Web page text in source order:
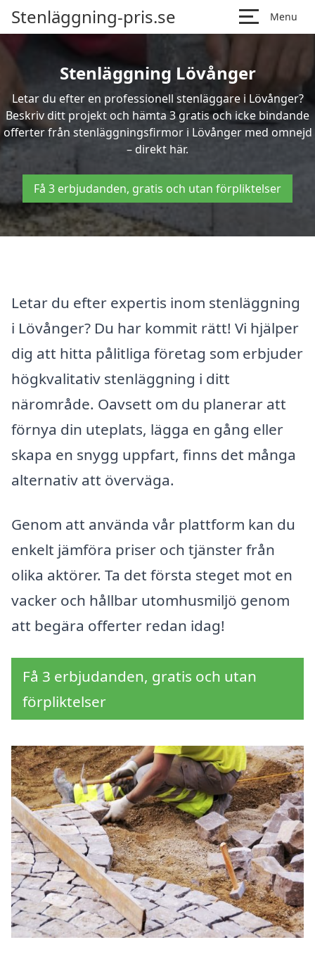
Stenläggning-pris.se Menu
Stenläggning Lövånger
Letar du efter en professionell stenläggare i Lövånger?
Beskriv ditt projekt och hämta 3 gratis och icke bindande
offerter från stenläggningsfirmor i Lövånger med omnejd
– direkt här.
Få 3 erbjudanden, gratis och utan förpliktelser
Letar du efter expertis inom stenläggning
i Lövånger? Du har kommit rätt! Vi hjälper
dig att hitta pålitliga företag som erbjuder
högkvalitativ stenläggning i ditt
närområde. Oavsett om du planerar att
förnya din uteplats, lägga en gång eller
skapa en snygg uppfart, finns det många
alternativ att överväga.
Genom att använda vår plattform kan du
enkelt jämföra priser och tjänster från
olika aktörer. Ta det första steget mot en
vacker och hållbar utomhusmiljö genom
att begära offerter redan idag!
Få 3 erbjudanden, gratis och utan
förpliktelser